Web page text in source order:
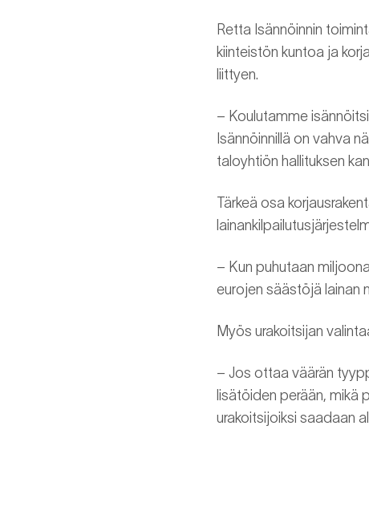
Retta Isännöinnin
kiinteistön kuntoa ja
liittyen.
– Koulutamme
Isännöinnillä on vahva
taloyhtiön hallituksen
Tärkeä osa
– Kun puhutaan
eurojen säästöjä lainan
Myös urakoitsijan
– Jos ottaa väärän
lisätöiden perään, mikä
urakoitsijoiksi saadaan